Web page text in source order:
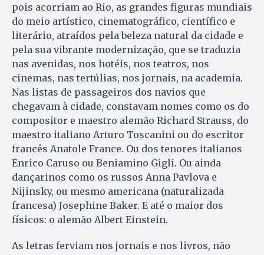
pois acorriam ao Rio, as grandes figuras mundiais
do meio artístico, cinematográfico, científico e
literário, atraídos pela beleza natural da cidade e
pela sua vibrante modernização, que se traduzia
nas avenidas, nos hotéis, nos teatros, nos
cinemas, nas tertúlias, nos jornais, na academia.
Nas listas de passageiros dos navios que
chegavam à cidade, constavam nomes como os do
compositor e maestro alemão Richard Strauss, do
maestro italiano Arturo Toscanini ou do escritor
francês Anatole France. Ou dos tenores italianos
Enrico Caruso ou Beniamino Gigli. Ou ainda
dançarinos como os russos Anna Pavlova e
Nijinsky, ou mesmo americana (naturalizada
francesa) Josephine Baker. E até o maior dos
físicos: o alemão Albert Einstein.
As letras ferviam nos jornais e nos livros, não